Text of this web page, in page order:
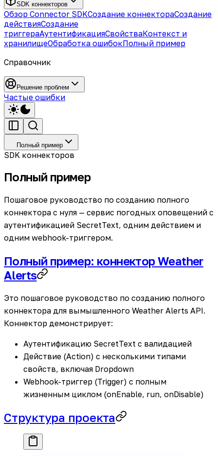
SDK коннекторов
Обзор Connector SDKСоздание коннектораСоздание
действияСоздание
триггераАутентификацияСвойстваКонтекст и
хранилищеОбработка ошибокПолный пример
Справочник
Решение проблем
Частые ошибки
Полный пример
SDK коннекторов
Полный пример
Пошаговое руководство по созданию полного
коннектора с нуля — сервис погодных оповещений с
аутентификацией SecretText, одним действием и
одним webhook-триггером.
Полный пример: коннектор Weather
Alerts
Это пошаговое руководство по созданию полного
коннектора для вымышленного Weather Alerts API.
Коннектор демонстрирует:
Аутентификацию SecretText с валидацией
Действие (Action) с несколькими типами
свойств, включая Dropdown
Webhook-триггер (Trigger) с полным
жизненным циклом (onEnable, run, onDisable)
Структура проекта